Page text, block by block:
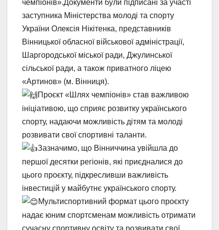
чемпіонів».Документи були підписані за участі
заступника Міністерства молоді та спорту
України Олексія Нікітенка, представників
Вінницької обласної військової адміністрації,
Шаргородської міської ради, Джулинської
сільської ради, а також приватного ліцею
«Артинов» (м. Вінниця).
Проєкт «Шлях чемпіонів» став важливою
ініціативою, що сприяє розвитку українського
спорту, надаючи можливість дітям та молоді
розвивати свої спортивні таланти.
Зазначимо, що Вінниччина увійшла до
першої десятки регіонів, які приєдналися до
цього проєкту, підкресливши важливість
інвестицій у майбутнє українського спорту.
Мультиспортивний формат цього проєкту
надає юним спортсменам можливість отримати